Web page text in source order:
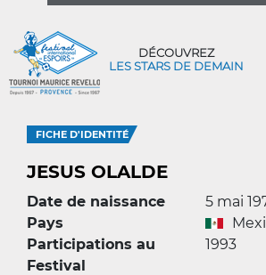
DÉCOUVREZ
LES STARS DE DEMAIN
FICHE D'IDENTITÉ
JESUS OLALDE
Date de naissance
5 mai
Pays
Participations au
Festival
1993